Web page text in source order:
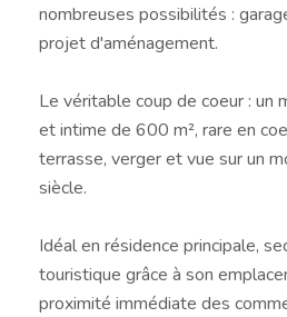
nombreuses possibilités :
projet d'aménagement.
Le véritable coup de coeur : un
et intime de 600 m², rare en
terrasse, verger et vue sur un
siècle.
Idéal en résidence principale,
touristique grâce à son
proximité immédiate des